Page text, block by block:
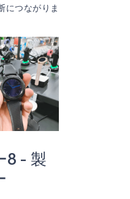
につながりま
8 - 製